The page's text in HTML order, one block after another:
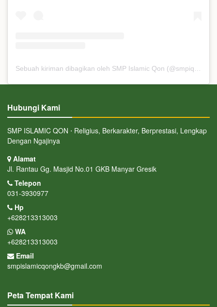
Hubungi Kami
SMP ISLAMIC QON ⋅ Religius, Berkarakter, Berprestasi, Lengkap
Dengan Ngajinya
Alamat
Jl. Rantau Gg. Masjid No.01 GKB Manyar Gresik
Telepon
031-3930977
Hp
+628213313003
WA
+628213313003
Email
smpislamicqongkb@gmail.com
Peta Tempat Kami